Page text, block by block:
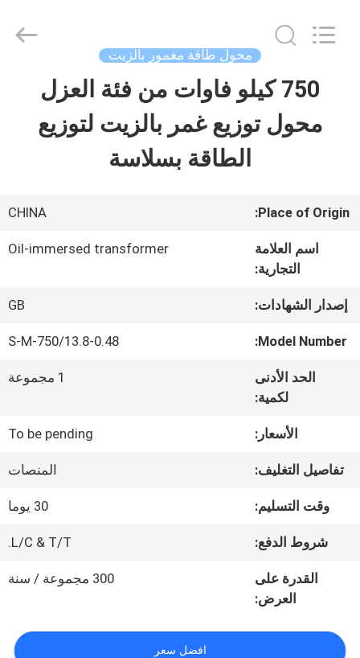
الصفحة
الرئيسية
عرض
الافتراضي
معلومات
جولة
المعمل
مراقبة
الجودة
Tianan
(Group)
محول طاقة مغمور بالزيت
750 كيلو فاوات من فئة العزل
محول توزيع غمر بالزيت لتوزيع
الطاقة بسلاسة
Place of Origin:
CHINA
اسم العلامة
التجارية:
Oil-immersed transformer
إصدار الشهادات: GB
Model Number:
S-M-750/13.8-0.48
الحد الأدنى
لكمية:
1 مجموعة
الأسعار: To be pending
تفاصيل التغليف: المنصات
وقت التسليم: 30 يوما
شروط الدفع: L/C & T/T.
القدرة على
العرض:
300 مجموعة / سنة
افضل سعر